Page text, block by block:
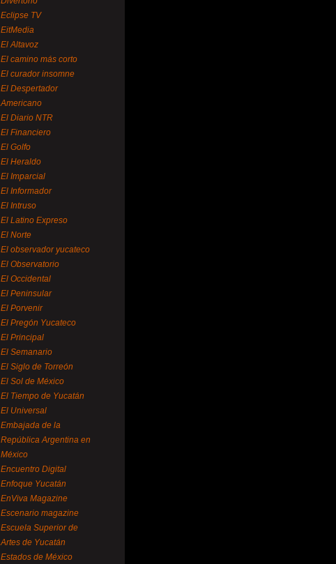
Eclipse TV
EitMedia
El Altavoz
El camino más corto
El curador insomne
El Despertador
Americano
El Diario NTR
El Financiero
El Golfo
El Heraldo
El Imparcial
El Informador
El Intruso
El Latino Expreso
El Norte
El observador yucateco
El Observatorio
El Occidental
El Peninsular
El Porvenir
El Pregón Yucateco
El Principal
El Semanario
El Siglo de Torreón
El Sol de México
El Tiempo de Yucatán
El Universal
Embajada de la
República Argentina en
México
Encuentro Digital
Enfoque Yucatán
EnViva Magazine
Escenario magazine
Escuela Superior de
Artes de Yucatán
Estados de México